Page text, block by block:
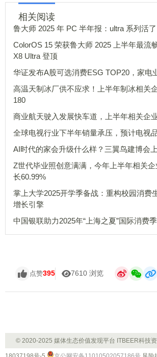
相关阅读
鲁大师 2025 年 PC 半年报：ultra 系列活了
ColorOS 15 荣获鲁大师 2025 上半年最流
X8 Ultra 登顶
华证发布A股可选消费ESG TOP20，家电
高温天制冰厂供不应求！上半年制冰相关
180
商业航天驶入发展快车道，上半年相关企
全球电视行业下半年销量承压，预计电视
AI时代的家会升级什么样？三翼鸟建博会
Z世代毕业照创意满满，今年上半年相关
长60.99%
掌上大学2025开学季备战：重构校园消费
增长引擎
中国银联助力2025年“上海之夏”国际消费
点赞395 7610 浏览
© 2020-2025 媒体生态价值发现平台 ITBEER科技